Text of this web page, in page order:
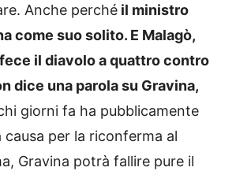
Anche perché il ministro
come suo solito. E Malagò,
il diavolo a quattro contro
dice una parola su Gravina,
giorni fa ha pubblicamente
causa per la riconferma al
Gravina potrà fallire pure il